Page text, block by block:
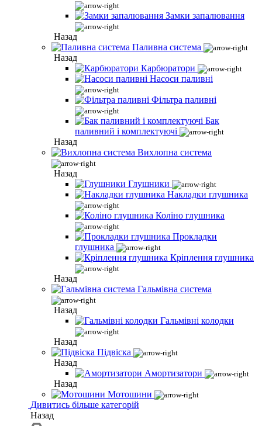
Замки запалювання
Назад
Паливна система
Назад
Карбюратори
Насоси паливні
Фільтра паливні
Бак
паливний і комплектуючі
Назад
Вихлопна система
Назад
Глушники
Накладки глушника
Коліно глушника
Прокладки
глушника
Кріплення глушника
Назад
Гальмівна система
Назад
Гальмівні колодки
Назад
Підвіска
Назад
Амортизатори
Назад
Мотошини
Дивитись більше категорій
Назад